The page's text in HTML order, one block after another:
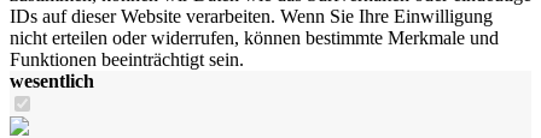
IDs auf dieser Website verarbeiten. Wenn Sie Ihre Einwilligung
nicht erteilen oder widerrufen, können bestimmte Merkmale und
Funktionen beeinträchtigt sein.
wesentlich